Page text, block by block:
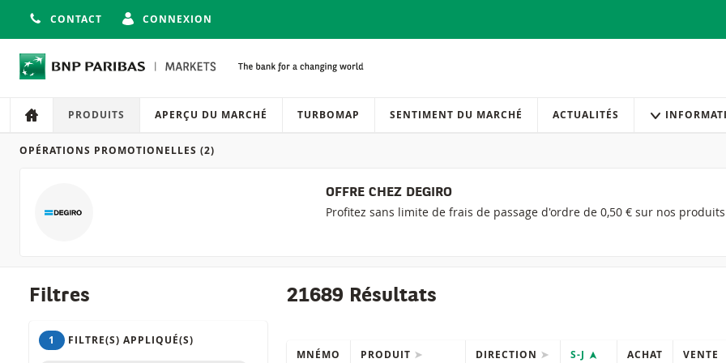
CONTACT CONNEXION
Navigation
Navigation sur le site
PRODUITS APERÇU DU MARCHÉ TURBOMAP SENTIMENT DU MARCHÉ ACTUALITÉS
Produits
OPÉRATIONS PROMOTIONELLES (2)
OFFRE CHEZ DEGIRO
Profitez sans limite de frais de passage d'ordre de 0,50 € sur nos
Filtres
1 FILTRE(S) APPLIQUÉ(S)
21689 Résultats
MNÉMO PRODUIT DIRECTION S-J ACHAT VENTE